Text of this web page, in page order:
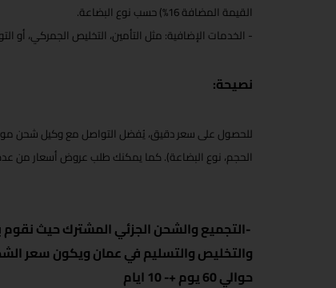
القيمة المضافة 16%) حسب نوع البضاعة.
- الخدمات الإضافية: مثل التأمين، التخليص الجمركي، أو
نصيحة:
للحصول على سعر دقيق، يُفضل التواصل مع وكيل شحن
الحجم، نوع البضاعة). كما يمكنك طلب عروض أسعار من
-التجميع والشحن الجزئي المشترك حيث
والتخليص والتسليم في عمان ويكون سعر
حوالي 60 يوم +- 10 ايام